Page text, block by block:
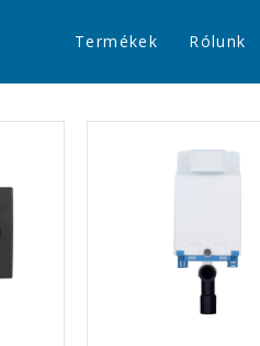
Termékek Rólunk